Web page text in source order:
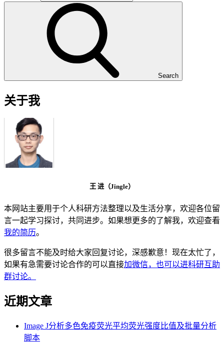
Search
关于我
王 进（Jingle）
本网站主要用于个人科研方法整理以及生活分享，欢迎各位留
言一起学习探讨，共同进步。如果想更多的了解我，欢迎查看
我的简历。
很多留言不能及时给大家回复讨论，深感歉意！现在太忙了，
如果有急需要讨论合作的可以直接加微信，也可以进科研互助
群讨论。
近期文章
Image J分析多色免疫荧光平均荧光强度比值及批量分析
脚本